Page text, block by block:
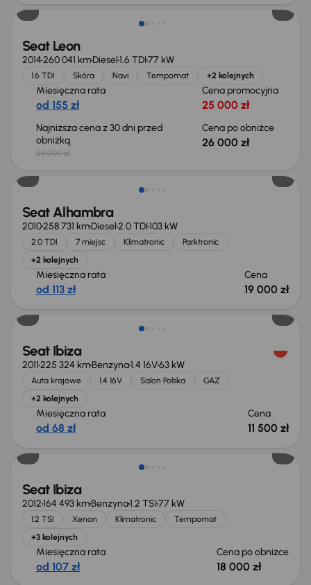
Seat Leon
2014260 041 kmDiesel1.6 TDI77 kW
1.6 TDI Skóra Navi Tempomat +2 kolejnych
Miesięczna rata
od 155 zł
Cena promocyjna
25 000 zł
Najniższa cena z 30 dni przed
obniżką
28 000 zł
Cena po obniżce
26 000 zł
Seat Alhambra
2010258 731 kmDiesel2.0 TDI103 kW
2.0 TDI 7 miejsc Klimatronic
Parktronic
+2 kolejnych
Miesięczna rata
od 113 zł
Cena
19 000 zł
Seat Ibiza
2011225 324 kmBenzyna1.4 16V63 kW
Auta krajowe 1.4 16V Salon Polska
GAZ
+2 kolejnych
Miesięczna rata
od 68 zł
Cena
11 500 zł
Seat Ibiza
2012164 493 kmBenzyna1.2 TSI77 kW
1.2 TSI Xenon Klimatronic
Tempomat
+3 kolejnych
Miesięczna rata
od 107 zł
Cena po obniżce
18 000 zł